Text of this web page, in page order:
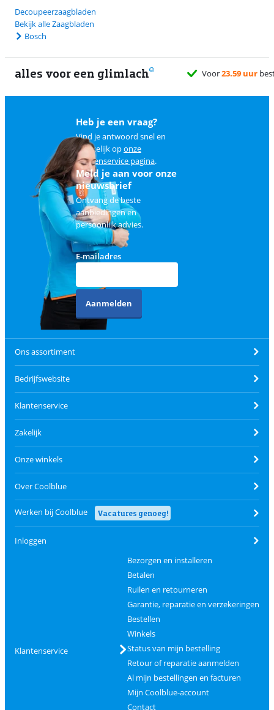
Decoupeerzaagbladen
Bekijk alle Zaagbladen
Bosch
alles voor een glimlach
Heb je een vraag?
Vind je antwoord snel en
makkelijk oponze
klantenservice pagina.
Meld je aan voor onze
nieuwsbrief
Ontvang de beste
aanbiedingen en
persoonlijk advies.
E-mailadres
Aanmelden
Ons assortiment
Bedrijfswebsite
Klantenservice
Zakelijk
Onze winkels
Over Coolblue
Werken bij Coolblue Vacatures genoeg!
Inloggen
Klantenservice
Bezorgen en installeren
Betalen
Ruilen en retourneren
Garantie, reparatie en verzekeringen
Bestellen
Winkels
Status van mijn bestelling
Retour of reparatie aanmelden
Al mijn bestellingen en facturen
Mijn Coolblue-account
Contact